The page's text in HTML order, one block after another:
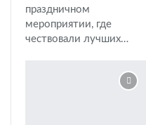
праздничном
мероприятии, где
чествовали лучших…